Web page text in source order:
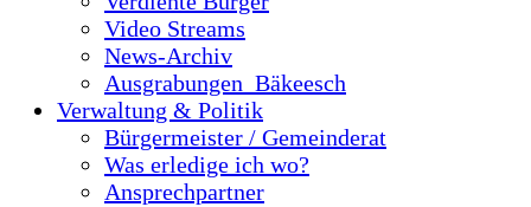
Video Streams
News-Archiv
Ausgrabungen_Bäkeesch
Verwaltung & Politik
Bürgermeister / Gemeinderat
Was erledige ich wo?
Ansprechpartner